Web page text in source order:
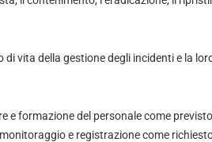
vita della gestione degli incidenti e la
e formazione del personale come
e registrazione come